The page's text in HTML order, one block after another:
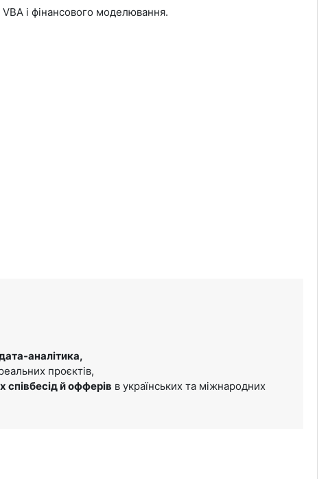
і фінансового моделювання.
проєктів,
співбесід й офферів в українських та міжнародних